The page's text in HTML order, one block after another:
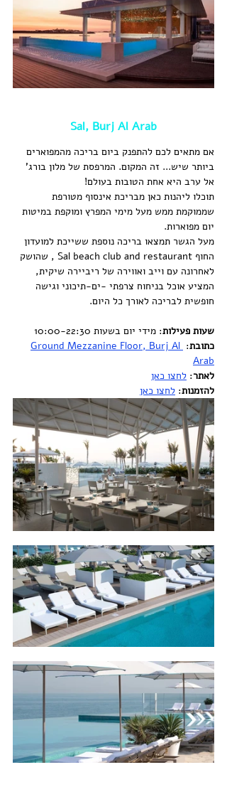
Sal, Burj Al Arab
אם מתאים לכם להתפנק ביום בריכה מהמפוארים
ביותר שיש... זה המקום. המרפסת של מלון בורג'
אל ערב היא אחת הטובות בעולם!
תוכלו ליהנות כאן מבריכת אינסוף מטורפת
שממוקמת ממש מעל מימי המפרץ ומוקפת במיטות
יום מפוארות.
מעל הגשר תמצאו בריכה נוספת ששייכת למועדון
החוף Sal beach club and restaurant , שהושק
לאחרונה עם וייב ואווירה של ריביירה שיקית,
המציע אוכל בניחוח צרפתי -ים-תיכוני וגישה
חופשית לבריכה לאורך כל היום.
שעות פעילות: מידי יום בשעות 10:00-22:30
כתובת:
Ground Mezzanine Floor, Burj Al
Arab
לאתר: לחצו כאן
להזמנות: לחצו כאן